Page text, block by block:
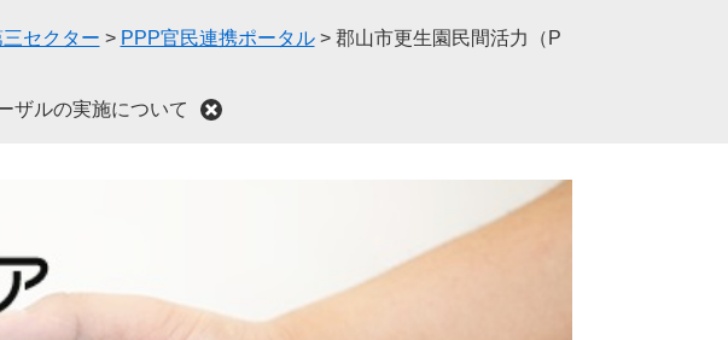
セクター > PPP官民連携ポータル > 郡山市更生園民間活力（P
ザルの実施について